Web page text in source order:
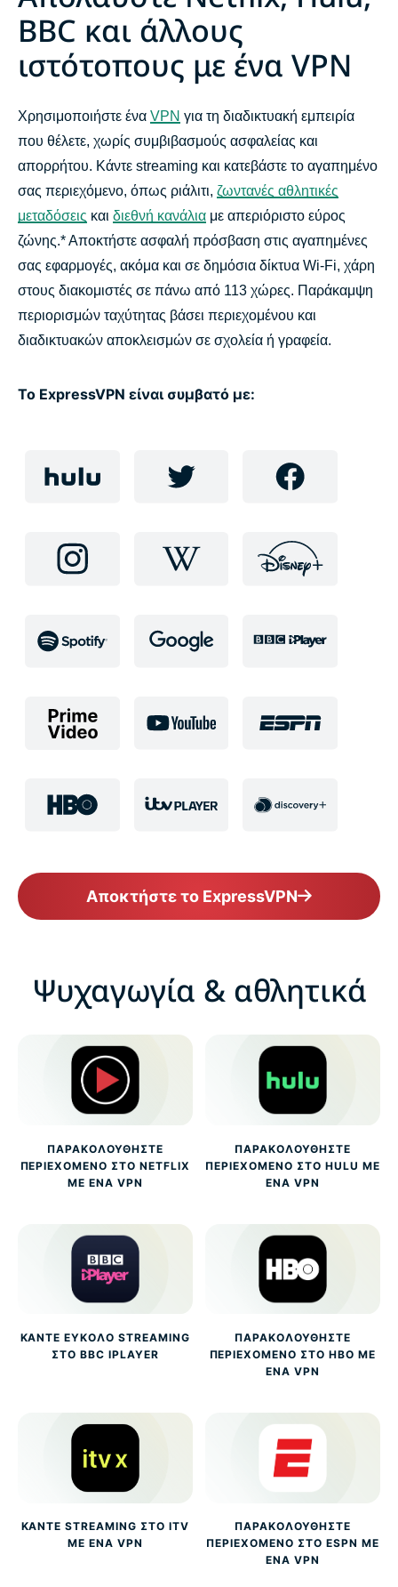
Παιχνίδια & μουσική
Οδηγοί βοήθειας
Συχνές ερωτήσεις: Ροή με VPN
Πώς να αποκτήσετε ένα VPN
Ξεκινήστε τη ροή με το ExpressVPN
Γιατί να χρησιμοποιήσετε το ExpressVPN;
ξεκλειδώσετε όλα όσα έχει να προσφέρει το Διαδίκτυο
BBC και άλλους
ιστότοπους με ένα VPN
Χρησιμοποιήστε ένα VPN για τη διαδικτυακή εμπειρία
που θέλετε, χωρίς συμβιβασμούς ασφαλείας και
απορρήτου. Κάντε streaming και κατεβάστε το αγαπημένο
σας περιεχόμενο, όπως ριάλιτι, ζωντανές αθλητικές
μεταδόσεις και διεθνή κανάλια με απεριόριστο εύρος
ζώνης.* Αποκτήστε ασφαλή πρόσβαση στις αγαπημένες
σας εφαρμογές, ακόμα και σε δημόσια δίκτυα Wi-Fi, χάρη
στους διακομιστές σε πάνω από 113 χώρες. Παράκαμψη
περιορισμών ταχύτητας βάσει περιεχομένου και
διαδικτυακών αποκλεισμών σε σχολεία ή γραφεία.
Το ExpressVPN είναι συμβατό με:
Αποκτήστε το ExpressVPN
Ψυχαγωγία & αθλητικά
ΠΑΡΑΚΟΛΟΥΘΉΣΤΕ
ΠΕΡΙΕΧΌΜΕΝΟ ΣΤΟ NETFLIX
ΜΕ ΈΝΑ VPN
ΠΑΡΑΚΟΛΟΥΘΉΣΤΕ
ΠΕΡΙΕΧΌΜΕΝΟ ΣΤΟ HULU ΜΕ
ΈΝΑ VPN
ΚΆΝΤΕ ΕΎΚΟΛΟ STREAMING
ΣΤΟ BBC IPLAYER
ΠΑΡΑΚΟΛΟΥΘΉΣΤΕ
ΠΕΡΙΕΧΌΜΕΝΟ ΣΤΟ HBO ΜΕ
ΈΝΑ VPN
ΚΆΝΤΕ STREAMING ΣΤΟ ITV
ΜΕ ΈΝΑ VPN
ΠΑΡΑΚΟΛΟΥΘΉΣΤΕ
ΠΕΡΙΕΧΌΜΕΝΟ ΣΤΟ ESPN ΜΕ
ΈΝΑ VPN